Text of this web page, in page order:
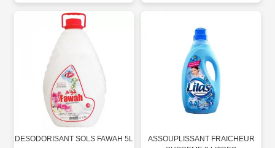
DESODORISANT SOLS FAWAH 5L
ASSOUPLISSANT FRAICHEUR